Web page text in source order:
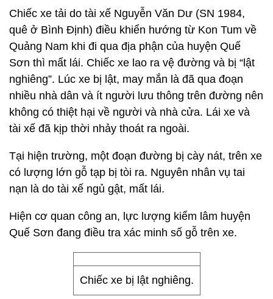
Chiếc xe tải do tài xế Nguyễn Văn Dư (SN 1984,
quê ở Bình Định) điều khiển hướng từ Kon Tum về
Quảng Nam khi đi qua địa phận của huyện Quế
Sơn thì mất lái. Chiếc xe lao ra vệ đường và bị “lật
nghiêng”. Lúc xe bị lật, may mắn là đã qua đoạn
nhiều nhà dân và ít người lưu thông trên đường nên
không có thiệt hại về người và nhà cửa. Lái xe và
tài xế đã kịp thời nhảy thoát ra ngoài.
Tại hiện trường, một đoạn đường bị cày nát, trên xe
có lượng lớn gỗ tạp bị tòi ra. Nguyên nhân vụ tai
nạn là do tài xế ngủ gật, mất lái.
Hiện cơ quan công an, lực lượng kiểm lâm huyện
Quế Sơn đang điều tra xác minh số gỗ trên xe.
Chiếc xe bị lật nghiêng.